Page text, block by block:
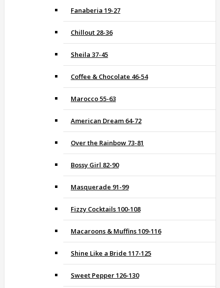
Fanaberia 19-27
Chillout 28-36
Sheila 37-45
Coffee & Chocolate 46-54
Marocco 55-63
American Dream 64-72
Over the Rainbow 73-81
Bossy Girl 82-90
Masquerade 91-99
Fizzy Cocktails 100-108
Macaroons & Muffins 109-116
Shine Like a Bride 117-125
Sweet Pepper 126-130